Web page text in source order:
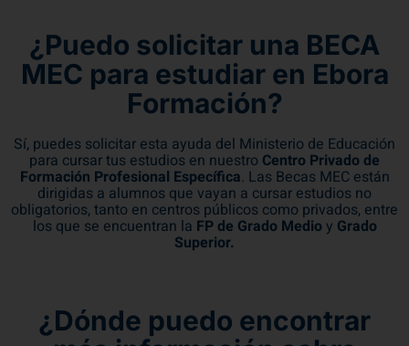
¿Puedo solicitar una BECA
MEC para estudiar en Ebora
Formación?
Sí, puedes solicitar esta ayuda del Ministerio de Educación
para cursar tus estudios en nuestro Centro Privado de
Formación Profesional Específica. Las Becas MEC están
dirigidas a alumnos que vayan a cursar estudios no
obligatorios, tanto en centros públicos como privados, entre
los que se encuentran la FP de Grado Medioy Grado
Superior.
¿Dónde puedo encontrar